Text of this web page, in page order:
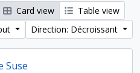
Card view
Table view
Direction: Décroissant
Suse